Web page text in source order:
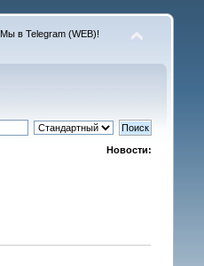
Мы в Telegram (WEB)!
Новости: